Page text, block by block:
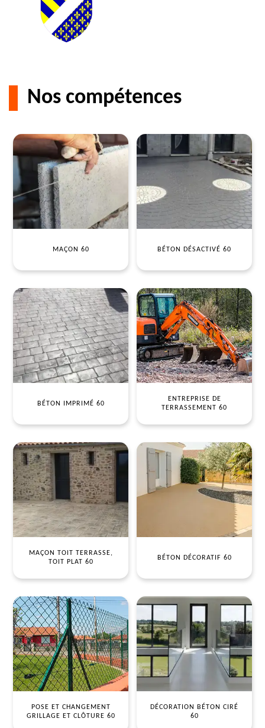
Nos compétences
MAÇON 60 BÉTON DÉSACTIVÉ 60
BÉTON IMPRIMÉ 60
ENTREPRISE DE
TERRASSEMENT 60
MAÇON TOIT TERRASSE,
TOIT PLAT 60
BÉTON DÉCORATIF 60
POSE ET CHANGEMENT
GRILLAGE ET CLÔTURE 60
DÉCORATION BÉTON CIRÉ
60